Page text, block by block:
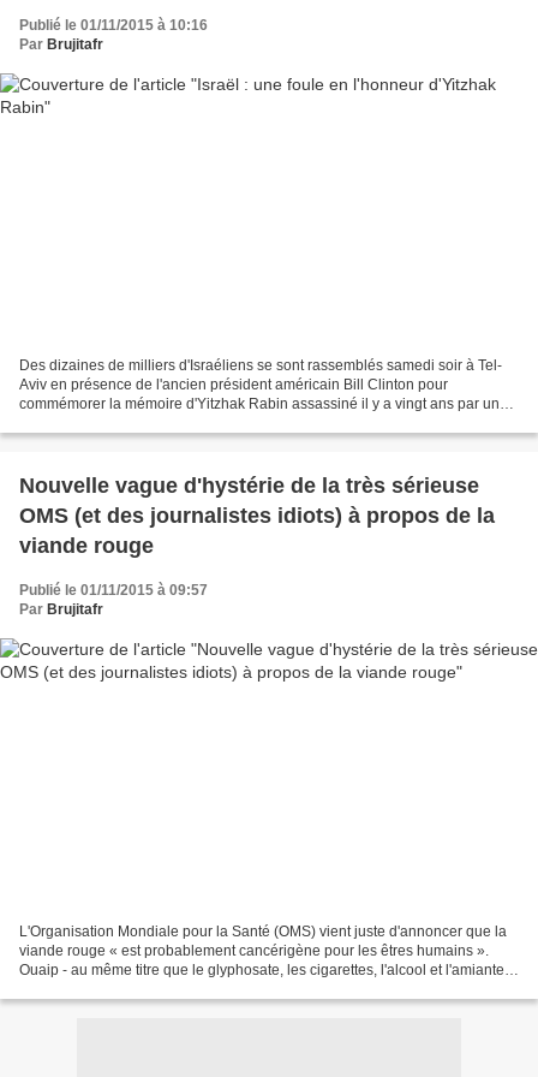
Publié le 01/11/2015 à 10:16
Par Brujitafr
Des dizaines de milliers d'Israéliens se sont rassemblés samedi soir à Tel-
Aviv en présence de l'ancien président américain Bill Clinton pour
commémorer la mémoire d'Yitzhak Rabin assassiné il y a vingt ans par un
Nouvelle vague d'hystérie de la très sérieuse
OMS (et des journalistes idiots) à propos de la
viande rouge
Publié le 01/11/2015 à 09:57
Par Brujitafr
L'Organisation Mondiale pour la Santé (OMS) vient juste d'annoncer que la
viande rouge « est probablement cancérigène pour les êtres humains ».
Ouaip - au même titre que le glyphosate, les cigarettes, l'alcool et l'amiante.